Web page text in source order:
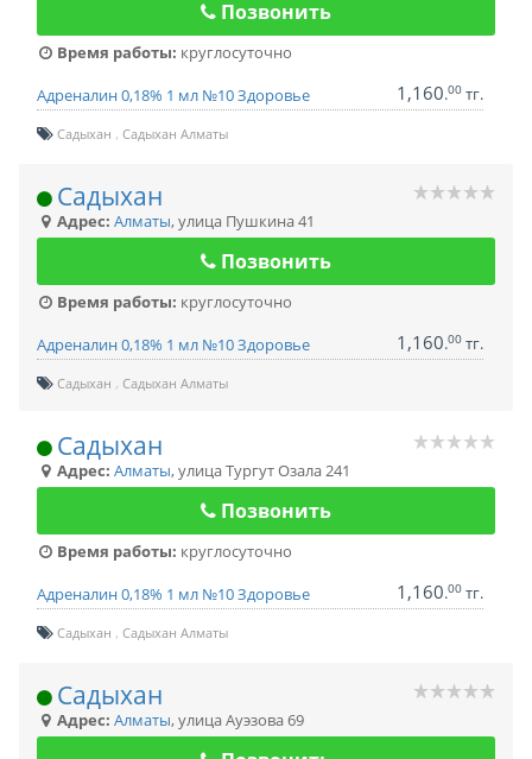
Позвонить
Время работы: круглосуточно
Адреналин 0,18% 1 мл №10 Здоровье
1,160.00 тг.
Садыхан Садыхан Алматы
Садыхан
Адрес: Алматы,улица Пушкина 41
Позвонить
Время работы: круглосуточно
Адреналин 0,18% 1 мл №10 Здоровье
1,160.00 тг.
Садыхан Садыхан Алматы
Садыхан
Адрес: Алматы,улица Тургут Озала 241
Позвонить
Время работы: круглосуточно
Адреналин 0,18% 1 мл №10 Здоровье
1,160.00 тг.
Садыхан Садыхан Алматы
Садыхан
Адрес: Алматы,улица Ауэзова 69